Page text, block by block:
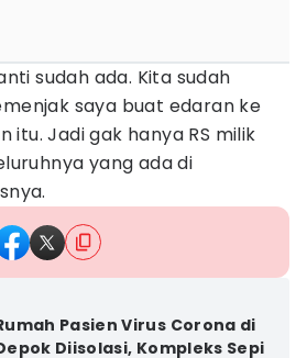
sudah ada. Kita sudah
saya buat edaran ke
itu. Jadi gak hanya RS milik
yang ada di
Pasien Virus Corona di
Diisolasi, Kompleks Sepi